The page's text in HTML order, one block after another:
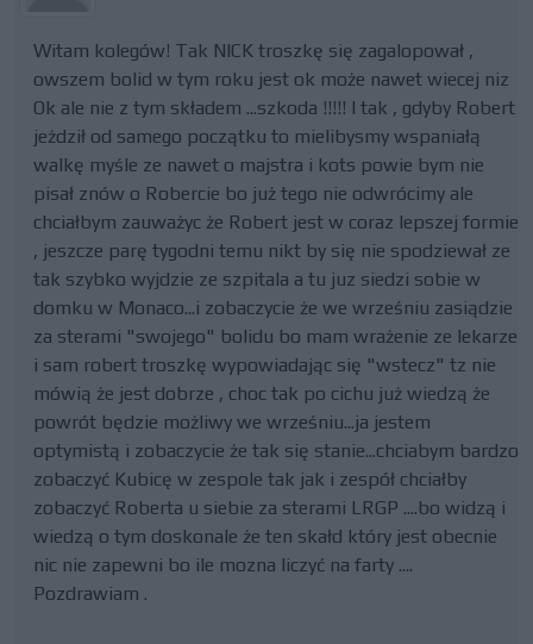
Witam kolegów! Tak NICK troszkę się zagalopował ,
owszem bolid w tym roku jest ok może nawet wiecej niz
Ok ale nie z tym składem ...szkoda !!!!! I tak , gdyby Robert
jeżdził od samego początku to mielibysmy wspaniałą
walkę myśle ze nawet o majstra i kots powie bym nie
pisał znów o Robercie bo już tego nie odwrócimy ale
chciałbym zauważyc że Robert jest w coraz lepszej formie
, jeszcze parę tygodni temu nikt by się nie spodziewał ze
tak szybko wyjdzie ze szpitala a tu juz siedzi sobie w
domku w Monaco...i zobaczycie że we wrześniu zasiądzie
za sterami "swojego" bolidu bo mam wrażenie ze lekarze
i sam robert troszkę wypowiadając się "wstecz" tz nie
mówią że jest dobrze , choc tak po cichu już wiedzą że
powrót będzie możliwy we wrześniu...ja jestem
optymistą i zobaczycie że tak się stanie...chciabym bardzo
zobaczyć Kubicę w zespole tak jak i zespół chciałby
zobaczyć Roberta u siebie za sterami LRGP ....bo widzą i
wiedzą o tym doskonale że ten skałd który jest obecnie
nic nie zapewni bo ile mozna liczyć na farty ....
Pozdrawiam .